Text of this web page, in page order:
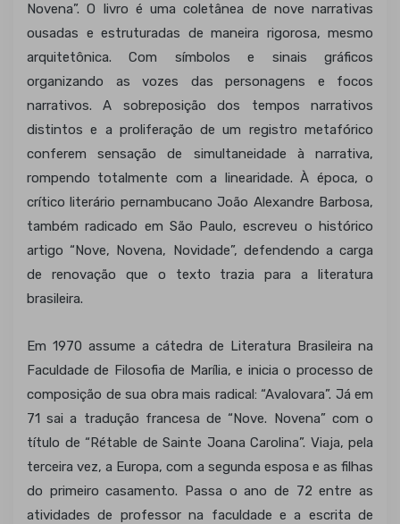
Novena”. O livro é uma coletânea de nove narrativas
ousadas e estruturadas de maneira rigorosa, mesmo
arquitetônica. Com símbolos e sinais gráficos
organizando as vozes das personagens e focos
narrativos. A sobreposição dos tempos narrativos
distintos e a proliferação de um registro metafórico
conferem sensação de simultaneidade à narrativa,
rompendo totalmente com a linearidade. À época, o
crítico literário pernambucano João Alexandre Barbosa,
também radicado em São Paulo, escreveu o histórico
artigo “Nove, Novena, Novidade”, defendendo a carga
de renovação que o texto trazia para a literatura
brasileira.
Em 1970 assume a cátedra de Literatura Brasileira na
Faculdade de Filosofia de Marília, e inicia o processo de
composição de sua obra mais radical: “Avalovara”. Já em
71 sai a tradução francesa de “Nove. Novena” com o
título de “Rétable de Sainte Joana Carolina”. Viaja, pela
terceira vez, a Europa, com a segunda esposa e as filhas
do primeiro casamento. Passa o ano de 72 entre as
atividades de professor na faculdade e a escrita de